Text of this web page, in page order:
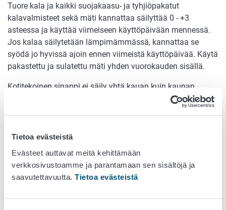
Tietoa evästeistä
Evästeet auttavat meitä kehittämään
verkkosivustoamme ja parantamaan sen sisältöjä ja
saavutettavuutta. Tietoa evästeistä
Tuore kala ja kaikki suojakaasu- ja tyhjiöpakatut
kalavalmisteet sekä mäti kannattaa säilyttää 0 - +3
asteessa ja käyttää viimeiseen käyttöpäivään mennessä.
Jos kalaa säilytetään lämpimämmässä, kannattaa se
syödä jo hyvissä ajoin ennen viimeistä käyttöpäivää. Käytä
pakastettu ja sulatettu mäti yhden vuorokauden sisällä.
Kotitekoinen sinappi ei säily yhtä kauan kuin kaupan
sinappi. Säilymiseen vaikuttavat muun muassa
valmistushygienia ja sinapin raaka-aineet. Säilytä itse
hyvänä muutamia viikkoja.
Ota huoneenlämpöön vain kerralla
tarvittava määrä ruokaa
Ota huoneenlämpöön vain tarvittava määrä ruokaa.